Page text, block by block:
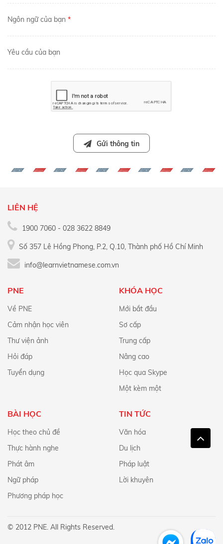
Ngôn ngữ của bạn *
Yêu cầu của bạn
Gửi thông tin
LIÊN HỆ
1900 7060 - 028 3622 8849
Số 357 Lê Hồng Phong, P.2, Q.10, Thành phố Hồ Chí Minh
info@learnvietnamese.com.vn
PNE
Về PNE
Cảm nhận học viên
Thư viện ảnh
Hỏi đáp
Tuyển dụng
KHÓA HỌC
Mới bắt đầu
Sơ cấp
Trung cấp
Nâng cao
Học qua Skype
Một kèm một
BÀI HỌC
Học theo chủ đề
Thực hành nghe
Phát âm
Ngữ pháp
Phương pháp học
TIN TỨC
Văn hóa
Du lịch
Pháp luật
Lời khuyên
© 2012 PNE. All Rights Reserved.